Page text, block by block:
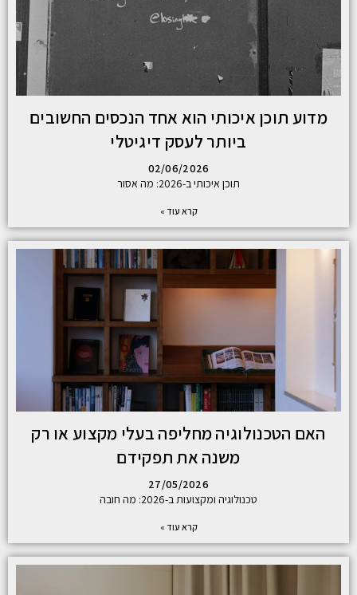
מדוע תוכן איכותי הוא אחד הנכסים החשובים
ביותר לעסק דיגיטלי
02/06/2026
תוכן איכותי ב-2026: מה אסור
קרא עוד »
האם הטכנולוגיה מחליפה בעלי מקצוע או רק
משנה את תפקידם
27/05/2026
טכנולוגיה ומקצועות ב-2026: מה חובה
קרא עוד »